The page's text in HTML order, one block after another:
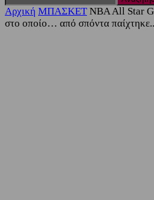
Αρχική ΜΠΑΣΚΕΤ NBA All Star
στο οποίο… από σπόντα